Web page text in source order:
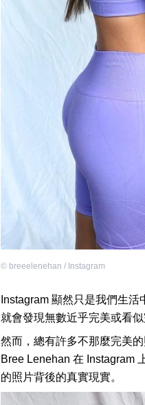
© breeelenehan / Instagram
Instagram 顯然只是我們生
就會發現無數近乎完美或看
然而，總有許多不那麼完美
Bree Lenehan 在 Instagram
的照片背後的真實現實。